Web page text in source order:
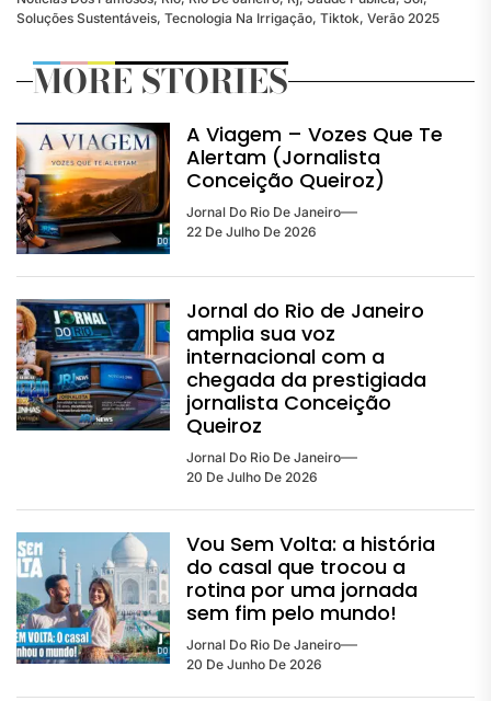
Soluções Sustentáveis, Tecnologia Na Irrigação, Tiktok, Verão 2025
MORE STORIES
A Viagem – Vozes Que Te
Alertam (Jornalista
Conceição Queiroz)
Jornal Do Rio De Janeiro
22 De Julho De 2026
Jornal do Rio de Janeiro
amplia sua voz
internacional com a
chegada da prestigiada
jornalista Conceição
Queiroz
Jornal Do Rio De Janeiro
20 De Julho De 2026
Vou Sem Volta: a história
do casal que trocou a
rotina por uma jornada
sem fim pelo mundo!
Jornal Do Rio De Janeiro
20 De Junho De 2026